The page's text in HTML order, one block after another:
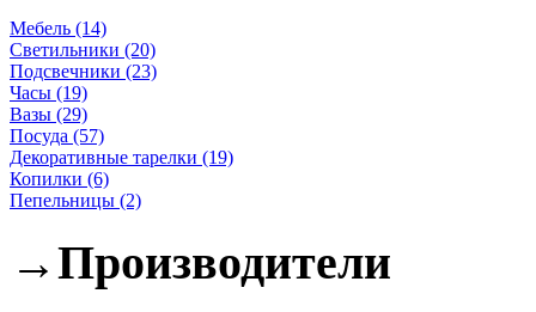
Мебель (14)
Светильники (20)
Подсвечники (23)
Часы (19)
Вазы (29)
Посуда (57)
Декоративные тарелки (19)
Копилки (6)
Пепельницы (2)
→Производители